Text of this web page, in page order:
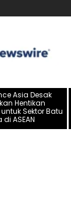
Asia Desak
Hentikan
Sektor Batu
di ASEAN